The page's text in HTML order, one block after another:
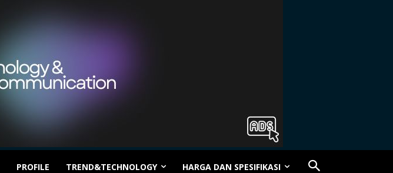
PROFILE TREND&TECHNOLOGY HARGA DAN SPESIFIKASI